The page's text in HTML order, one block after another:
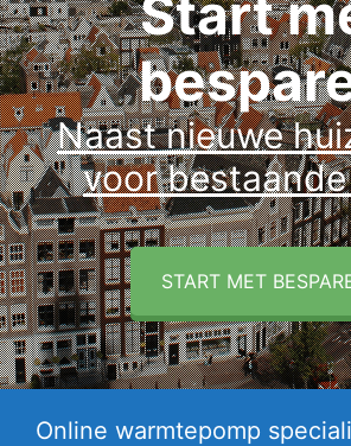
Start
Naast nieuwe
voor
START MET
Online warmtepomp